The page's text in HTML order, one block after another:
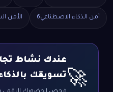
أمن الذكاء الاصطناعي6 الأمن
🚀
عندك نشاط
تسويقك